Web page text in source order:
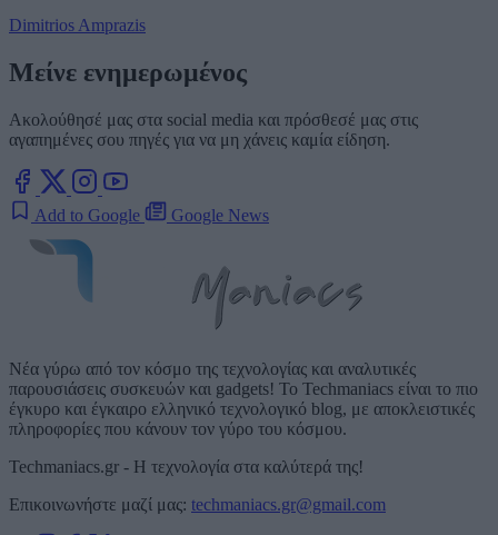
Dimitrios Amprazis
Μείνε ενημερωμένος
Ακολούθησέ μας στα social media και πρόσθεσέ μας στις
αγαπημένες σου πηγές για να μη χάνεις καμία είδηση.
Add to Google Google News
Νέα γύρω από τον κόσμο της τεχνολογίας και αναλυτικές
παρουσιάσεις συσκευών και gadgets! Το Techmaniacs είναι το πιο
έγκυρο και έγκαιρο ελληνικό τεχνολογικό blog, με αποκλειστικές
πληροφορίες που κάνουν τον γύρο του κόσμου.
Techmaniacs.gr - Η τεχνολογία στα καλύτερά της!
Επικοινωνήστε μαζί μας: techmaniacs.gr@gmail.com